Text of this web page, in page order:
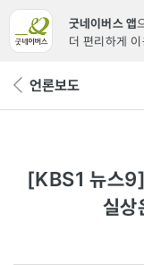
굿네이버스 앱
더 편리하게
뒤 언론보도
[KBS1 뉴스9]
실